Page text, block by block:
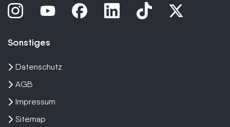
Sonstiges
Datenschutz
AGB
Impressum
Sitemap